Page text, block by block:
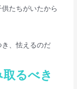
たちがいたから
、怯えるのだ
取るべき